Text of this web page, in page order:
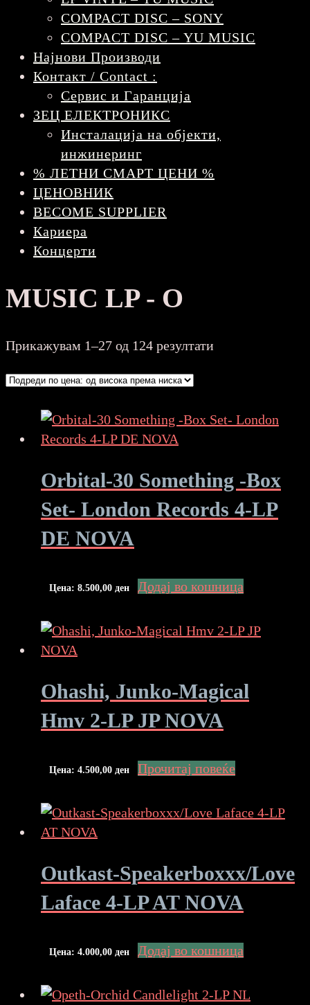
COMPACT DISC – SONY
COMPACT DISC – YU MUSIC
Најнови Производи
Контакт / Contact :
Сервис и Гаранција
ЗЕЦ ЕЛЕКТРОНИКС
Инсталација на објекти,
инжинеринг
% ЛЕТНИ СМАРТ ЦЕНИ %
ЦЕНОВНИК
BECOME SUPPLIER
Кариера
Концерти
MUSIC LP - O
Прикажувам 1–27 од 124 резултатиSorted
to
Orbital-30 Something -Box
Set- London Records 4-LP
DE NOVA
Цена: 8.500,00 ден Додај во кошница
Ohashi, Junko-Magical
Hmv 2-LP JP NOVA
Цена: 4.500,00 ден Прочитај повеќе
Outkast-Speakerboxxx/Love
Laface 4-LP AT NOVA
Цена: 4.000,00 ден Додај во кошница